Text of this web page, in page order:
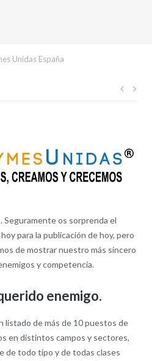
Unidas España
Seguramente os sorprenda el
para la publicación de hoy, pero
de mostrar nuestro más sincero
y competencia.
enemigo.
listado de más de 10 puestos de
en distintos campos y sectores,
de todo tipo y de todas clases